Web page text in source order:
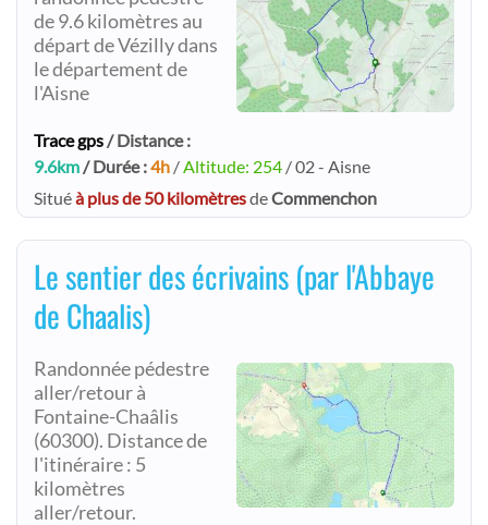
de 9.6 kilomètres au
départ de Vézilly dans
le département de
l'Aisne
Trace gps/ Distance :
9.6km/ Durée :4h /Altitude: 254 / 02 - Aisne
Situéà plus de 50 kilomètresdeCommenchon
Le sentier des écrivains (par l'Abbaye
de Chaalis)
Randonnée pédestre
aller/retour à
Fontaine-Chaâlis
(60300). Distance de
l'itinéraire : 5
kilomètres
aller/retour.